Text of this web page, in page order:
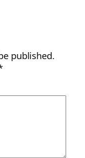
published.